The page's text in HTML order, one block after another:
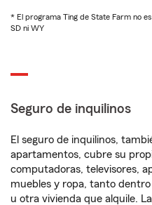
* El programa Ting de State Farm no
SD ni WY
Seguro de inquilinos
El seguro de inquilinos,
apartamentos, cubre su
computadoras, televisores,
muebles y ropa, tanto
u otra vivienda que alquile.